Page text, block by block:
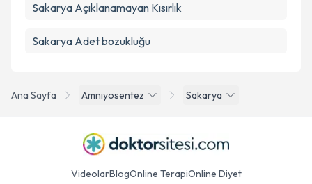
Ana Sayfa Amniyosentez Sakarya
Sakarya Açıklanamayan Kısırlık
Sakarya Adet bozukluğu
VideolarBlogOnline TerapiOnline Diyet